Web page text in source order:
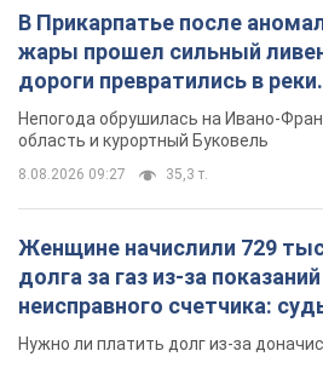
В Прикарпатье после
жары прошел сильный
дороги превратились в
Непогода обрушилась на Ивано-
область и курортный Буковель
8.08.2026 09:27 35,3 т.
Женщине начислили 729
долга за газ из-за показаний
неисправного счетчика:
вынес неожиданное
Нужно ли платить долг из-за